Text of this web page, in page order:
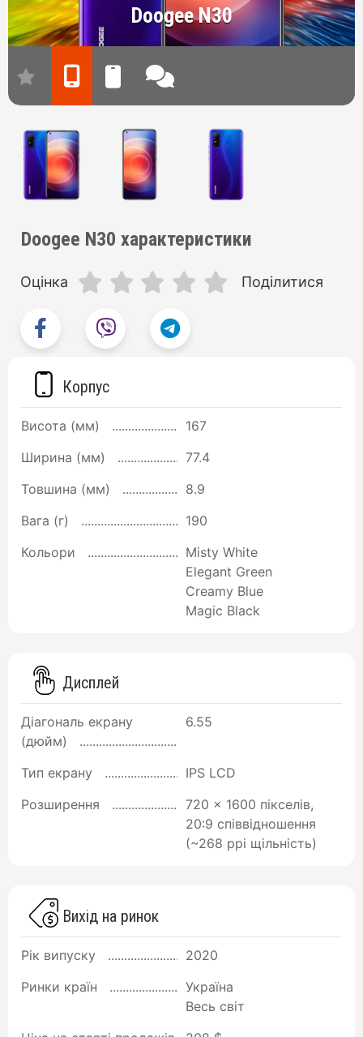
Doogee N30
Doogee N30 характеристики
Оцінка Поділитися
Корпус
Висота (мм)
167
Ширина (мм)
77.4
Товшина (мм)
8.9
Вага (г)
190
Кольори
Misty White
Elegant Green
Creamy Blue
Magic Black
Дисплей
Діагональ екрану
(дюйм)
6.55
Тип екрану
IPS LCD
Розширення
720 x 1600 пікселів,
20:9 співвідношення
(~268 ppi щільність)
Вихід на ринок
Рік випуску
2020
Ринки країн
Україна
Весь світ